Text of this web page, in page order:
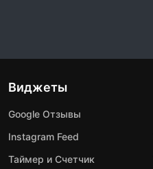
Виджеты
Google Отзывы
Instagram Feed
Таймер и Счетчик